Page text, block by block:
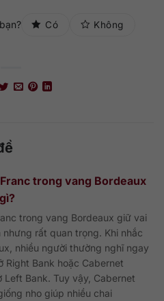
Có Không
trong vang Bordeaux
trong vang Bordeaux giữ vai
nhưng rất quan trọng. Khi nhắc
nhiều người thường nghĩ ngay
Right Bank hoặc Cabernet
Left Bank. Tuy vậy, Cabernet
nho giúp nhiều chai